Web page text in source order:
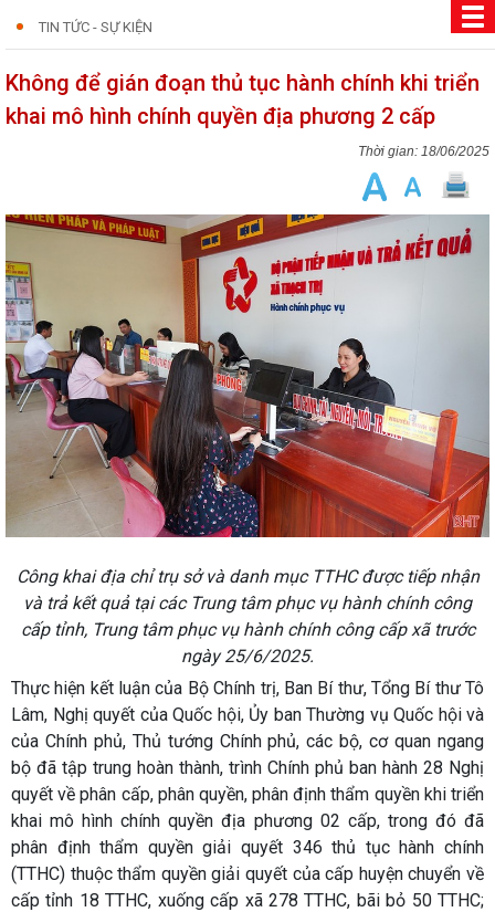
TIN TỨC - SỰ KIỆN
Không để gián đoạn thủ tục hành chính khi triển
khai mô hình chính quyền địa phương 2 cấp
18/06/2025
Công khai địa chỉ trụ sở và danh mục TTHC được tiếp nhận
và trả kết quả tại các Trung tâm phục vụ hành chính công
cấp tỉnh, Trung tâm phục vụ hành chính công cấp xã trước
ngày 25/6/2025.
Thực hiện kết luận của Bộ Chính trị, Ban Bí thư, Tổng Bí thư Tô
Lâm, Nghị quyết của Quốc hội, Ủy ban Thường vụ Quốc hội và
của Chính phủ, Thủ tướng Chính phủ, các bộ, cơ quan ngang
bộ đã tập trung hoàn thành, trình Chính phủ ban hành 28 Nghị
quyết về phân cấp, phân quyền, phân định thẩm quyền khi triển
khai mô hình chính quyền địa phương 02 cấp, trong đó đã
phân định thẩm quyền giải quyết 346 thủ tục hành chính
(TTHC) thuộc thẩm quyền giải quyết của cấp huyện chuyển về
cấp tỉnh 18 TTHC, xuống cấp xã 278 TTHC, bãi bỏ 50 TTHC;